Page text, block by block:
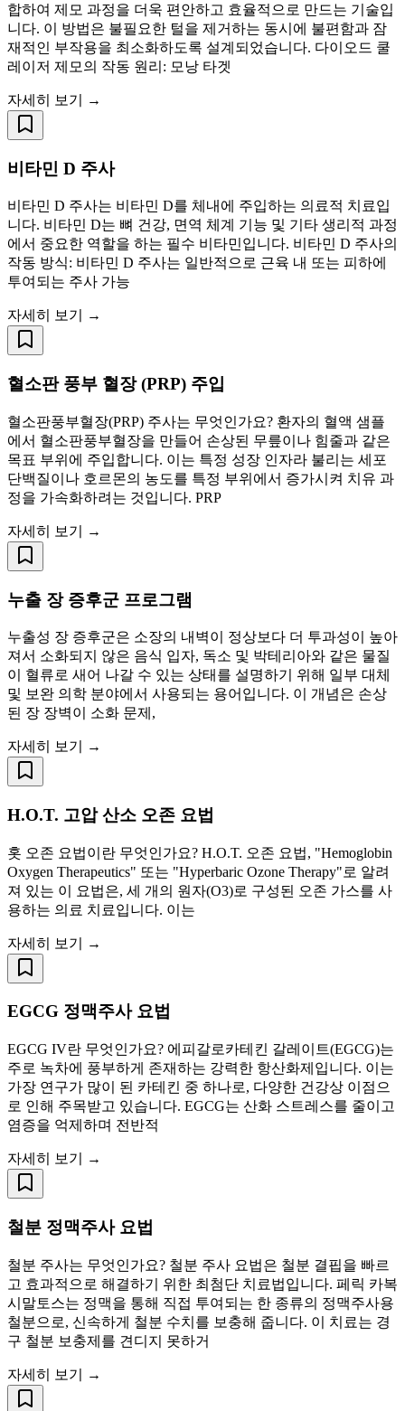
합하여 제모 과정을 더욱 편안하고 효율적으로 만드는 기술입
니다. 이 방법은 불필요한 털을 제거하는 동시에 불편함과 잠
재적인 부작용을 최소화하도록 설계되었습니다. 다이오드 쿨
레이저 제모의 작동 원리: 모낭 타겟
자세히 보기 →
비타민 D 주사
비타민 D 주사는 비타민 D를 체내에 주입하는 의료적 치료입
니다. 비타민 D는 뼈 건강, 면역 체계 기능 및 기타 생리적 과정
에서 중요한 역할을 하는 필수 비타민입니다. 비타민 D 주사의
작동 방식: 비타민 D 주사는 일반적으로 근육 내 또는 피하에
투여되는 주사 가능
자세히 보기 →
혈소판 풍부 혈장 (PRP) 주입
혈소판풍부혈장(PRP) 주사는 무엇인가요? 환자의 혈액 샘플
에서 혈소판풍부혈장을 만들어 손상된 무릎이나 힘줄과 같은
목표 부위에 주입합니다. 이는 특정 성장 인자라 불리는 세포
단백질이나 호르몬의 농도를 특정 부위에서 증가시켜 치유 과
정을 가속화하려는 것입니다. PRP
자세히 보기 →
누출 장 증후군 프로그램
누출성 장 증후군은 소장의 내벽이 정상보다 더 투과성이 높아
져서 소화되지 않은 음식 입자, 독소 및 박테리아와 같은 물질
이 혈류로 새어 나갈 수 있는 상태를 설명하기 위해 일부 대체
및 보완 의학 분야에서 사용되는 용어입니다. 이 개념은 손상
된 장 장벽이 소화 문제,
자세히 보기 →
H.O.T. 고압 산소 오존 요법
홋 오존 요법이란 무엇인가요? H.O.T. 오존 요법, "Hemoglobin
Oxygen Therapeutics" 또는 "Hyperbaric Ozone Therapy"로 알려
져 있는 이 요법은, 세 개의 원자(O3)로 구성된 오존 가스를 사
용하는 의료 치료입니다. 이는
자세히 보기 →
EGCG 정맥주사 요법
EGCG IV란 무엇인가요? 에피갈로카테킨 갈레이트(EGCG)는
주로 녹차에 풍부하게 존재하는 강력한 항산화제입니다. 이는
가장 연구가 많이 된 카테킨 중 하나로, 다양한 건강상 이점으
로 인해 주목받고 있습니다. EGCG는 산화 스트레스를 줄이고
염증을 억제하며 전반적
자세히 보기 →
철분 정맥주사 요법
철분 주사는 무엇인가요? 철분 주사 요법은 철분 결핍을 빠르
고 효과적으로 해결하기 위한 최첨단 치료법입니다. 페릭 카복
시말토스는 정맥을 통해 직접 투여되는 한 종류의 정맥주사용
철분으로, 신속하게 철분 수치를 보충해 줍니다. 이 치료는 경
구 철분 보충제를 견디지 못하거
자세히 보기 →